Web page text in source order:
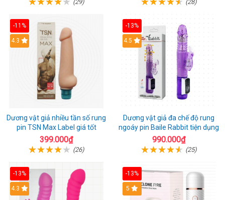
(29) (28)
-11%
4.3
Dương vật giả nhiều tần số rung
pin TSN Max Label giá tốt
399.000₫
(26)
-13%
4.5
Dương vật giả đa chế độ rung
ngoáy pin Baile Rabbit tiện dụng
990.000₫
(25)
-13%
4.3
-13%
5